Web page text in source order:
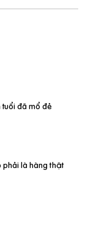
tuổi đã mổ đẻ
phải là hàng thật